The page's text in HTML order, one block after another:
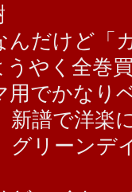
んだけど「
うやく全巻
用でかなり
新譜で洋楽
グリーンデ